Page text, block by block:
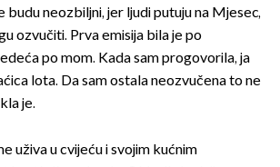
budu neozbiljni, jer ljudi putuju na Mjesec,
ozvučiti. Prva emisija bila je po
po mom. Kada sam progovorila, ja
lota. Da sam ostala neozvučena to ne
je.
uživa u cvijeću i svojim kućnim